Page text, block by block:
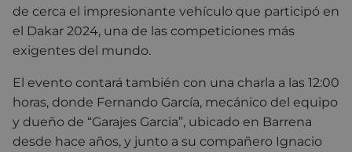
de cerca el impresionante vehículo que participó en
el Dakar 2024, una de las competiciones más
exigentes del mundo.
El evento contará también con una charla a las 12:00
horas, donde Fernando García, mecánico del equipo
y dueño de “Garajes Garcia”, ubicado en Barrena
desde hace años, y junto a su compañero Ignacio